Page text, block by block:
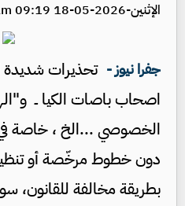
الإثنين-2026-05-18 09:19 am
جفرا نيوز - تحذيرات شديدة
اصحاب باصات الكيا ــ
الخصوصي ...الخ ، خاصة
دون خطوط مرخّصة أو
بطريقة مخالفة للقانون،